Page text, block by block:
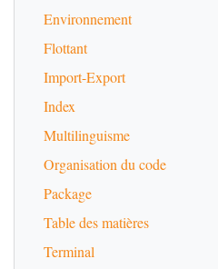
Environnement
Flottant
Import-Export
Index
Multilinguisme
Organisation du code
Package
Table des matières
Terminal